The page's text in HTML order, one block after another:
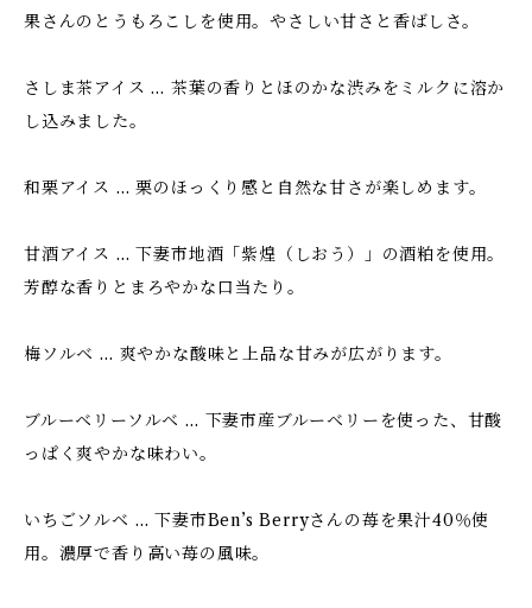
果さんのとうもろこしを使用。やさしい甘さと香ばしさ。
さしま茶アイス … 茶葉の香りとほのかな渋みをミルクに溶か
し込みました。
和栗アイス … 栗のほっくり感と自然な甘さが楽しめます。
甘酒アイス … 下妻市地酒「紫煌（しおう）」の酒粕を使用。
芳醇な香りとまろやかな口当たり。
梅ソルベ … 爽やかな酸味と上品な甘みが広がります。
ブルーベリーソルベ … 下妻市産ブルーベリーを使った、甘酸
っぱく爽やかな味わい。
いちごソルベ … 下妻市Ben’s Berryさんの苺を果汁40％使
用。濃厚で香り高い苺の風味。